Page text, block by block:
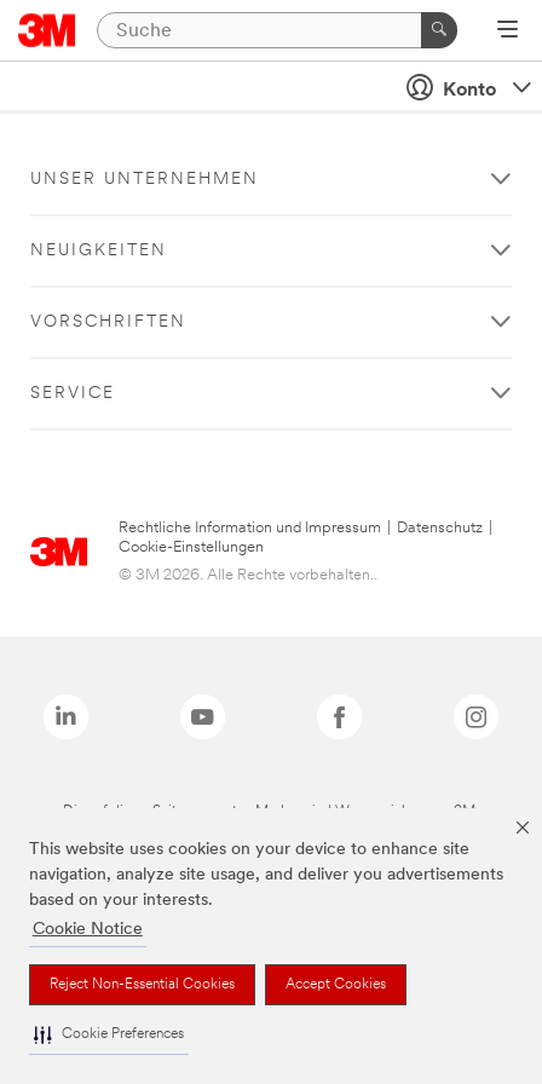
This website uses cookies on your device to enhance site
navigation, analyze site usage, and deliver you advertisements
based on your interests.
Cookie Notice
Reject Non-Essential Cookies Accept Cookies
Cookie Preferences
Konto
UNSER UNTERNEHMEN
NEUIGKEITEN
VORSCHRIFTEN
SERVICE
Rechtliche Information und Impressum Datenschutz
Cookie-Einstellungen
© 3M 2026. Alle Rechte vorbehalten..
Die auf dieser Seite genannten Marken sind Warenzeichen von 3M.